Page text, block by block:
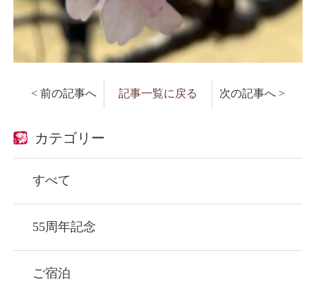
< 前の記事へ 記事一覧に戻る 次の記事へ >
カテゴリー
すべて
55周年記念
ご宿泊